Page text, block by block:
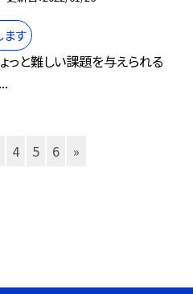
ます
っと難しい課題を与えられる
4 5 6 »